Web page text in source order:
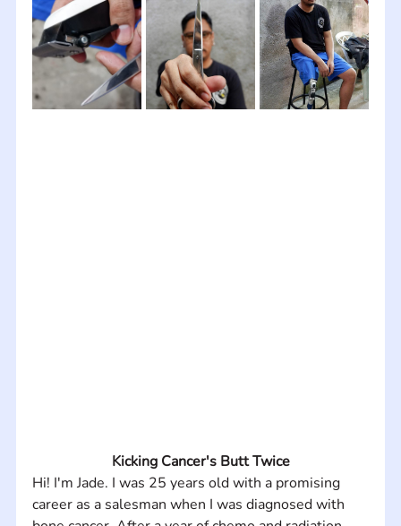
Kicking Cancer's Butt Twice
Hi! I'm Jade. I was 25 years old with a promising
career as a salesman when I was diagnosed with